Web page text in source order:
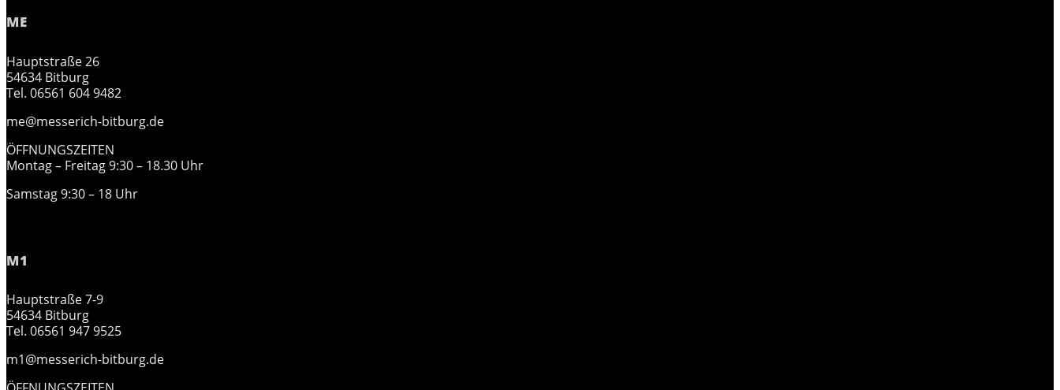
ME
Hauptstraße 26
54634 Bitburg
Tel. 06561 604 9482
me@messerich-bitburg.de
ÖFFNUNGSZEITEN
Montag – Freitag 9:30 – 18.30 Uhr
Samstag 9:30 – 18 Uhr
M1
Hauptstraße 7-9
54634 Bitburg
Tel. 06561 947 9525
m1@messerich-bitburg.de